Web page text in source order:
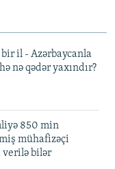
bir il - Azərbaycanla
nə qədər yaxındır?
850 min
mühafizəçi
verilə bilər